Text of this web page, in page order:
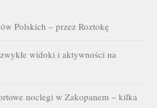
Polskich – przez Roztokę
widoki i aktywności na
noclegi w Zakopanem – kilka